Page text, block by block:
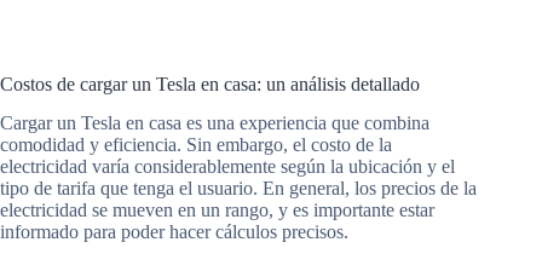
Costos de cargar un Tesla en casa: un análisis detallado
Cargar un Tesla en casa es una experiencia que combina
comodidad y eficiencia. Sin embargo, el costo de la
electricidad varía considerablemente según la ubicación y el
tipo de tarifa que tenga el usuario. En general, los precios de la
electricidad se mueven en un rango, y es importante estar
informado para poder hacer cálculos precisos.